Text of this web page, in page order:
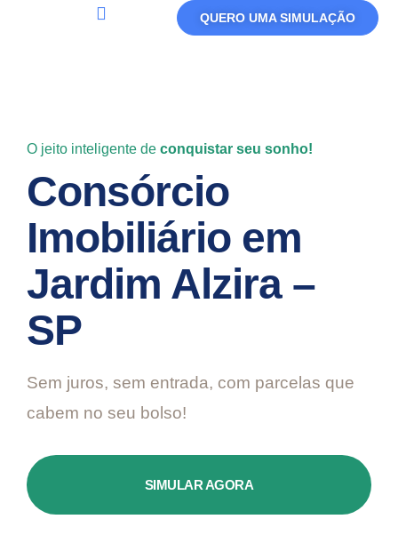
QUERO UMA SIMULAÇÃO
O jeito inteligente de conquistar seu sonho!
Consórcio
Imobiliário em
Jardim Alzira –
SP
Sem juros, sem entrada, com parcelas que
cabem no seu bolso!
SIMULAR AGORA